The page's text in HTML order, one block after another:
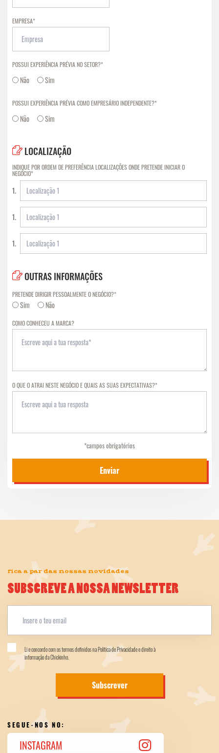
EMPRESA*
POSSUI EXPERIÊNCIA PRÉVIA NO SETOR?*
Não Sim
POSSUI EXPERIÊNCIA PRÉVIA COMO EMPRESÁRIO INDEPENDENTE?*
Não Sim
LOCALIZAÇÃO
INDIQUE POR ORDEM DE PREFERÊNCIA LOCALIZAÇÕES ONDE PRETENDE INICIAR O
NEGÓCIO*
1.
1.
1.
OUTRAS INFORMAÇÕES
PRETENDE DIRIGIR PESSOALMENTE O NEGÓCIO?*
Sim Não
COMO CONHECEU A MARCA?
O QUE O ATRAI NESTE NEGÓCIO E QUAIS AS SUAS EXPECTATIVAS?*
Enviar
*campos obrigatórios
fica a par das nossas novidades
SUBSCREVE A NOSSA NEWSLETTER
Li e concordo com os termos definidos na Política de Privacidade e direito à
informação da Chickinho.
Subscrever
SEGUE-NOS NO:
INSTAGRAM